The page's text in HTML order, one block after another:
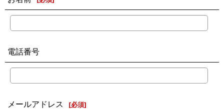
電話番号
メールアドレス [必須]